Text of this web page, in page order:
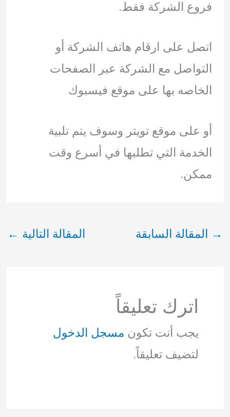
فروع الشركة فقط.
اتصل على ارقام هاتف الشركة أو
التواصل مع الشركة عبر الصفحات
الخاصه بها على موقع فيسبوك
أو على موقع تويتر وسوف يتم تلبية
الخدمة التي تطلبها في أسرع وقت
ممكن.
→ المقالة السابقة المقالة التالية ←
اترك تعليقاً
يجب أنت تكون مسجل الدخول
لتضيف تعليقاً.